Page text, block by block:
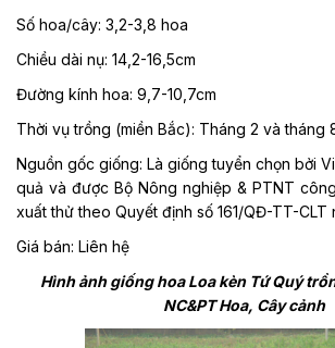
Số hoa/cây: 3,2-3,8 hoa
Chiều dài nụ: 14,2-16,5cm
Đường kính hoa: 9,7-10,7cm
Thời vụ trồng (miền Bắc): Tháng 2 và tháng
Nguồn gốc giống: Là giống tuyển chọn bởi
quả và được Bộ Nông nghiệp & PTNT
xuất thử theo Quyết định số 161/QĐ-TT-
Giá bán: Liên hệ
Hình ảnh giống hoa Loa kèn Tứ Quý
NC&PT Hoa, Cây cảnh